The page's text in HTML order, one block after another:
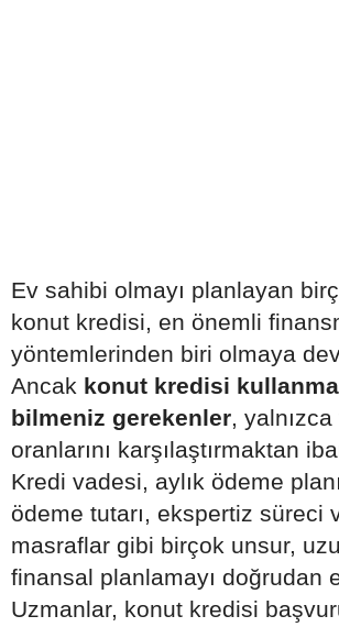
Ev sahibi olmayı planlayan
konut kredisi, en önemli
yöntemlerinden biri olmaya
Ancak konut kredisi
bilmeniz gerekenler,
oranlarını karşılaştırmaktan
Kredi vadesi, aylık ödeme
ödeme tutarı, ekspertiz süreci
masraflar gibi birçok unsur,
finansal planlamayı doğrudan
Uzmanlar, konut kredisi